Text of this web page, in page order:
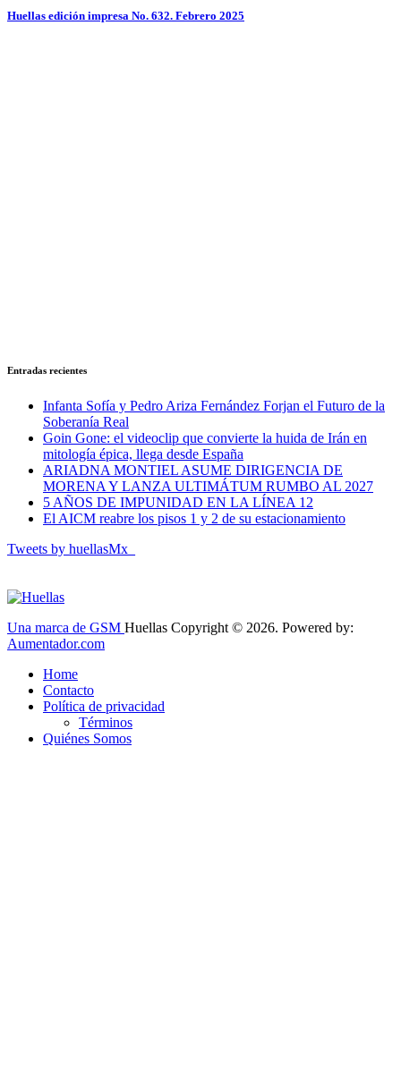
Huellas edición impresa No. 632. Febrero 2025
Entradas recientes
Infanta Sofía y Pedro Ariza Fernández Forjan el Futuro de la
Soberanía Real
Goin Gone: el videoclip que convierte la huida de Irán en
mitología épica, llega desde España
ARIADNA MONTIEL ASUME DIRIGENCIA DE
MORENA Y LANZA ULTIMÁTUM RUMBO AL 2027
5 AÑOS DE IMPUNIDAD EN LA LÍNEA 12
El AICM reabre los pisos 1 y 2 de su estacionamiento
Tweets by huellasMx_
Una marca de GSM Huellas Copyright © 2026. Powered by:
Aumentador.com
Home
Contacto
Política de privacidad
Términos
Quiénes Somos